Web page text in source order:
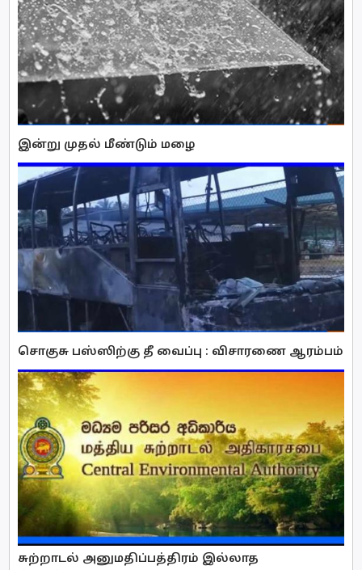
இன்று முதல் மீண்டும் மழை
சொகுசு பஸ்ஸிற்கு தீ வைப்பு : விசாரணை ஆரம்பம்
சுற்றாடல் அனுமதிப்பத்திரம் இல்லாத